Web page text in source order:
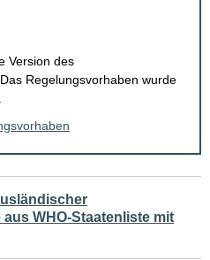
Version des
Regelungsvorhaben wurde
WHO-Staatenliste mit